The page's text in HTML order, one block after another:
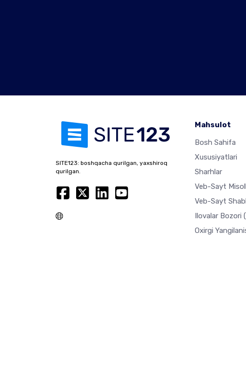
SITE123: boshqacha qurilgan, yaxshiroq
qurilgan.
Mahsulot
Bosh Sahifa
Xususiyatlari
Sharhlar
Veb-Sayt
Veb-Sayt
Ilovalar Bozori
Oxirgi